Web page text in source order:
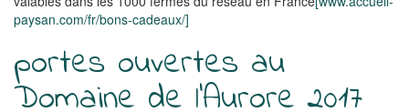
paysan.com/fr/bons-cadeaux/]
portes ouvertes au
Domaine de l'Aurore 2017